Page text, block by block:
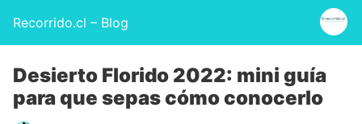
Recorrido.cl – Blog
Desierto Florido 2022: mini guía
para que sepas cómo conocerlo